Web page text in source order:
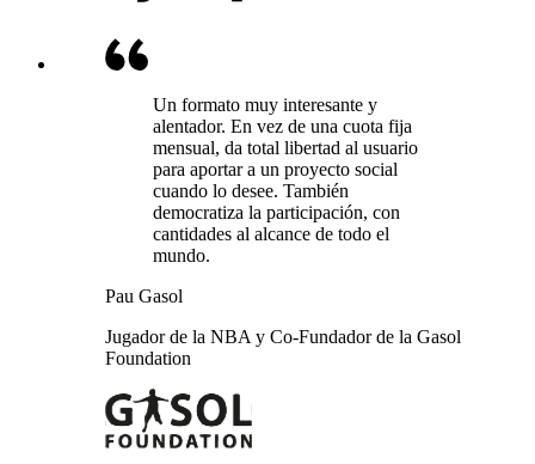
Un formato muy interesante y
alentador. En vez de una cuota fija
mensual, da total libertad al usuario
para aportar a un proyecto social
cuando lo desee. También
democratiza la participación, con
cantidades al alcance de todo el
mundo.
Pau Gasol
Jugador de la NBA y Co-Fundador de la Gasol
Foundation